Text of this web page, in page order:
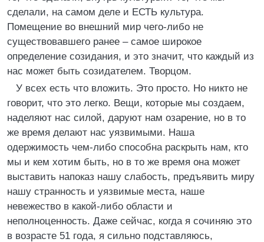
сделали, на самом деле и ЕСТЬ культура.
Помещение во внешний мир чего-либо не
существовавшего ранее – самое широкое
определение созидания, и это значит, что каждый из
нас может быть созидателем. Творцом.
У всех есть что вложить. Это просто. Но никто не
говорит, что это легко. Вещи, которые мы создаем,
наделяют нас силой, даруют нам озарение, но в то
же время делают нас уязвимыми. Наша
одержимость чем-либо способна раскрыть нам, кто
мы и кем хотим быть, но в то же время она может
выставить напоказ нашу слабость, предъявить миру
нашу странность и уязвимые места, наше
невежество в какой-либо области и
неполноценность. Даже сейчас, когда я сочиняю это
в возрасте 51 года, я сильно подставляюсь,